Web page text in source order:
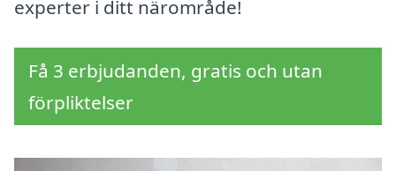
experter i ditt närområde!
Få 3 erbjudanden, gratis och utan
förpliktelser